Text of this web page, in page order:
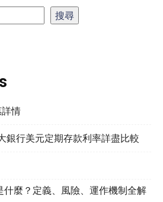
搜尋
詳情
銀行美元定期存款利率詳盡比較
什麼？定義、風險、運作機制全解